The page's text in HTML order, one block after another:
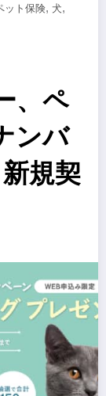
ット保険, 犬,
、ペ
ンバ
規契